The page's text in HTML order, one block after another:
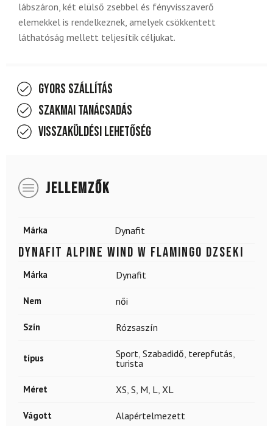
lábszáron, két elülső zsebbel és fényvisszaverő
elemekkel is rendelkeznek, amelyek csökkentett
láthatóság mellett teljesítik céljukat.
Gyors szállítás
Szakmai tanácsadás
Visszaküldési lehetőség
JELLEMZŐK
Márka Dynafit
DYNAFIT Alpine Wind W Flamingo dzseki
Márka Dynafit
Nem női
Szín Rózsaszín
típus Sport, Szabadidő, terepfutás,
turista
Méret XS, S, M, L, XL
Vágott Alapértelmezett